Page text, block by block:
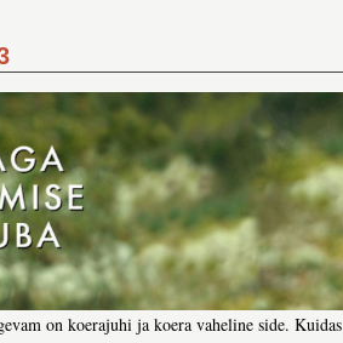
on koerajuhi ja koera vaheline side. Kuidas